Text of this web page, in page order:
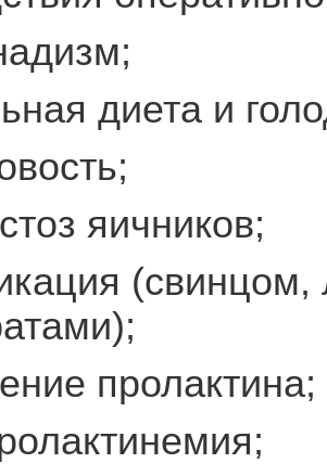
диета и
яичников;
пролактина;